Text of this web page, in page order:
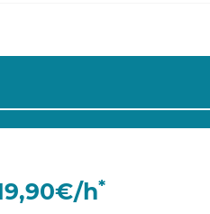
h*